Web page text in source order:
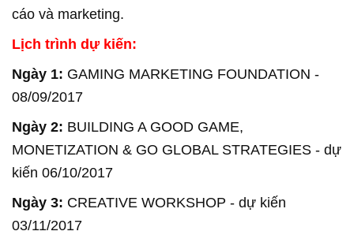
cáo và marketing.
Lịch trình dự kiến:
Ngày 1: GAMING MARKETING FOUNDATION -
08/09/2017
Ngày 2: BUILDING A GOOD GAME,
MONETIZATION & GO GLOBAL STRATEGIES - dự
kiến 06/10/2017
Ngày 3: CREATIVE WORKSHOP - dự kiến
03/11/2017